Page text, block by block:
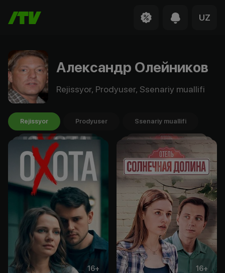
UZ
Александр Олейников
Rejissyor, Prodyuser, Ssenariy muallifi
Rejissyor Prodyuser Ssenariy muallifi
16+ 16+